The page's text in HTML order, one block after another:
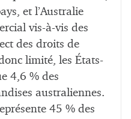
et l’Australie
vis-à-vis des
des droits de
limité, les États-
4,6 % des
australiennes.
45 % des